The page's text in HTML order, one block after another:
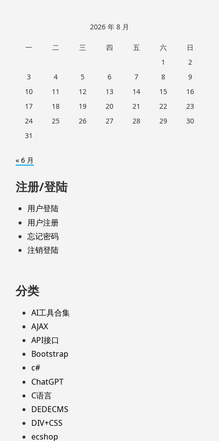
2026 年 8 月
一 二 三 四 五 六
日
1
2
3
4 5 6 7 8
9
10
11 12 13 14 15
16
17
18 19 20 21 22
23
24
25 26 27 28 29
30
31
« 6 月
注册/登陆
用户登陆
用户注册
忘记密码
注销登陆
分类
AI工具合集
AJAX
API接口
Bootstrap
c#
ChatGPT
C语言
DEDECMS
DIV+CSS
ecshop